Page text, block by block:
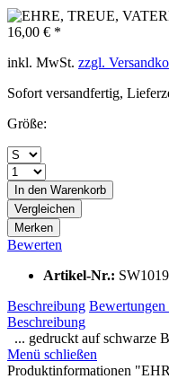
16,00 € *
inkl. MwSt. zzgl.
Sofort versandfertig,
Größe:
In den Warenkorb
Vergleichen
Merken
Bewerten
Artikel-Nr.:
Beschreibung Bewertungen
Beschreibung
... gedruckt auf schwarze
Menü schließen
Produktinformationen